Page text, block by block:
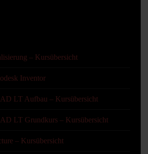
– Kursübersicht
Inventor
LT Aufbau – Kursübersicht
LT Grundkurs – Kursübersicht
– Kursübersicht